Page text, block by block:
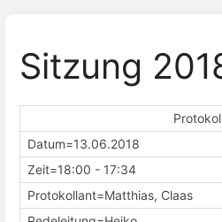
Sitzung
Datum=13.06.2018
Zeit=18:00 - 17:34
Protokollant=Matthias, Claas